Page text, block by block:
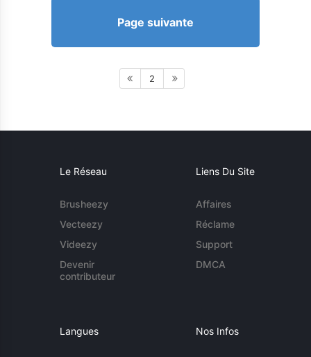
Page suivante
2
Le Réseau
Brusheezy
Vecteezy
Videezy
Devenir
contributeur
Liens Du Site
Affaires
Réclame
Support
DMCA
Langues Nos Infos